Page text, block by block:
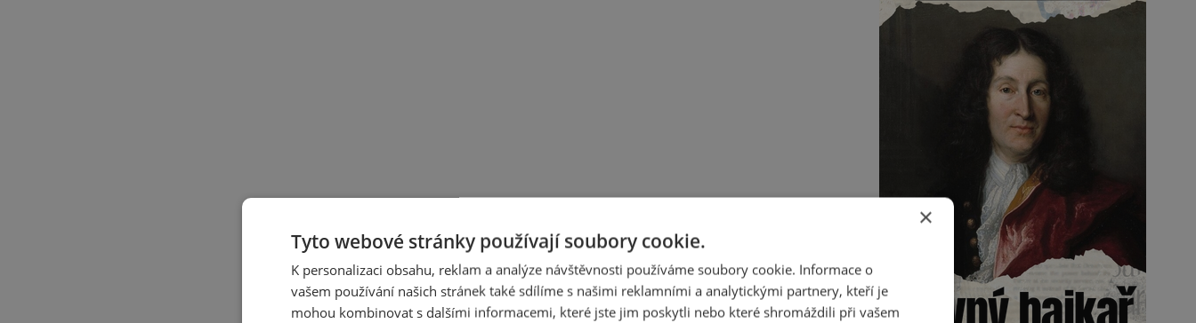
×
Tyto webové stránky používají soubory cookie.
K personalizaci obsahu, reklam a analýze návštěvnosti používáme soubory cookie. Informace o
vašem používání našich stránek také sdílíme s našimi reklamními a analytickými partnery, kteří je
mohou kombinovat s dalšími informacemi, které jste jim poskytli nebo které shromáždili při vašem